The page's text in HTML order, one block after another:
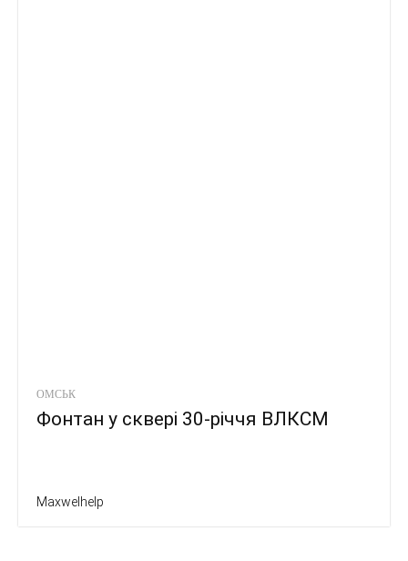
ОМСЬК
Фонтан у сквері 30-річчя ВЛКСМ
Maxwelhelp